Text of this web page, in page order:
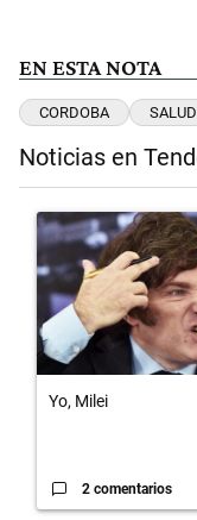
EN ESTA NOTA
CORDOBA
Noticias en
Un artículo de
Yo, Milei
2 comentarios